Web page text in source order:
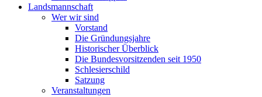
Landsmannschaft
Wer wir sind
Vorstand
Die Gründungsjahre
Historischer Überblick
Die Bundesvorsitzenden seit 1950
Schlesierschild
Satzung
Veranstaltungen